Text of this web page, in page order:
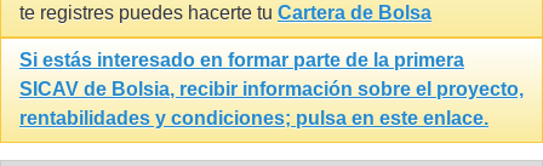
te registres puedes hacerte tu Cartera de Bolsa
Si estás interesado en formar parte de la primera
SICAV de Bolsia, recibir información sobre el proyecto,
rentabilidades y condiciones; pulsa en este enlace.